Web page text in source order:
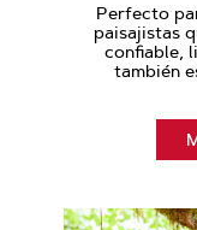
Perfecto
paisajistas
confiable,
también